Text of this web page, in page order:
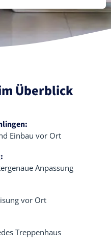
Überblick
Einbau vor Ort
Anpassung
vor Ort
Treppenhaus